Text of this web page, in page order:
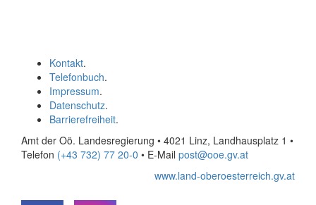
Kontakt.
Telefonbuch.
Impressum.
Datenschutz.
Barrierefreiheit.
Amt der Oö. Landesregierung • 4021 Linz, Landhausplatz 1 •
Telefon (+43 732) 77 20-0 • E-Mail post@ooe.gv.at
www.land-oberoesterreich.gv.at